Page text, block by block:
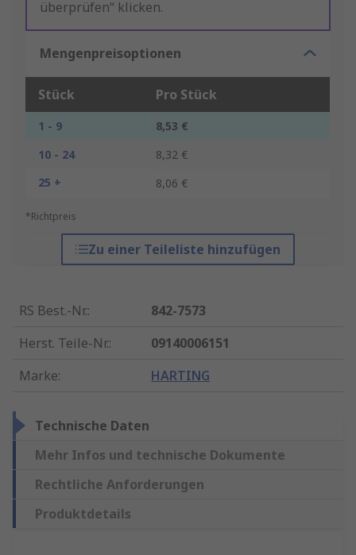
überprüfen“ klicken.
Mengenpreisoptionen
Stück Pro Stück
1 - 9
8,53 €
10 - 24
8,32 €
25 +
8,06 €
*Richtpreis
Zu einer Teileliste hinzufügen
RS Best.-Nr.:
842-7573
Herst. Teile-Nr.:
09140006151
Marke: HARTING
Technische Daten
Mehr Infos und technische Dokumente
Rechtliche Anforderungen
Produktdetails